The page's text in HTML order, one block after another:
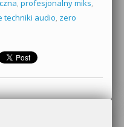
, profesjonalny miks,
techniki audio, zero